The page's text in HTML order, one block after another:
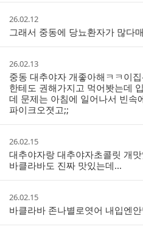
트
작
성
시
간
26.02.12
그래서 중동에 당뇨환자가 많다
작
성
시
간
26.02.13
중동 대추야자 개좋아해ㅋㅋ이
한테도 권해가지고 먹어봣는데
데 문제는 아침에 일어나서 빈속
파이크오졋고;;
작
성
시
간
26.02.15
대추야자랑 대추야자초콜릿 개
바클라바도 진짜 맛있는데...
작
성
시
간
26.02.15
바클라바 존나별로엿어 내입엔